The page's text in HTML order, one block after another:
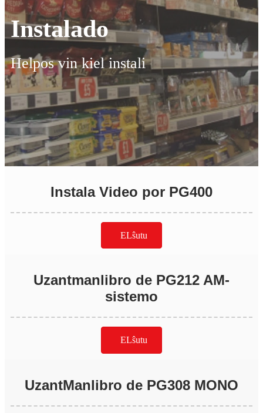
Instalado
Helpos vin kiel instali
Instala Video por PG400
ELŝutu
Uzantmanlibro de PG212 AM-
sistemo
ELŝutu
UzantManlibro de PG308 MONO